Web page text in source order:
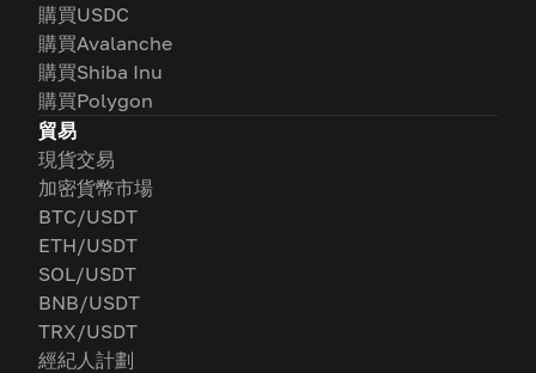
購買USDC
購買Avalanche
購買Shiba Inu
購買Polygon
貿易
現貨交易
加密貨幣市場
BTC/USDT
ETH/USDT
SOL/USDT
BNB/USDT
TRX/USDT
經紀人計劃